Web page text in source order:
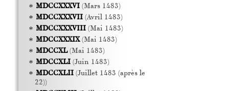
MDCCXXXVI(Mars 1483)
MDCCXXXVII(Avril 1483)
MDCCXXXVIII(Mai 1483)
MDCCXXXIX(Mai 1483)
MDCCXL(Mai 1483)
MDCCXLI(Juin 1483)
MDCCXLII(Juillet 1483 (après le
22))